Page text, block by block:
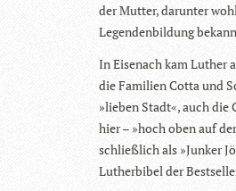
der Mut­ter, dar­un­ter
Legen­den­bil­dung
In Eisen­ach kam Luther
die Fami­lien Cotta und
»lie­ben Stadt«, auch
hier – »hoch oben auf
schließ­lich als »Jun­ker
Luther­bi­bel der